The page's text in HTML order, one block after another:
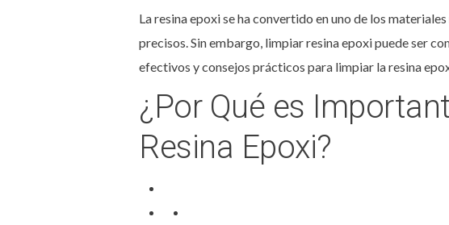
La resina epoxi se ha convertido en uno de los
precisos. Sin embargo, limpiar resina epoxi puede ser
efectivos y consejos prácticos para limpiar la resina
¿Por Qué es
Resina Epoxi?